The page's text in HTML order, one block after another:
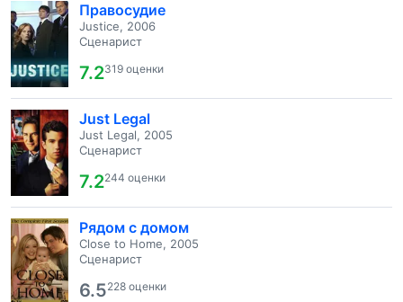
Правосудие
Justice, 2006
Сценарист
7.2319 оценки
Just Legal
Just Legal, 2005
Сценарист
7.2244 оценки
Рядом с домом
Close to Home, 2005
Сценарист
6.5228 оценки